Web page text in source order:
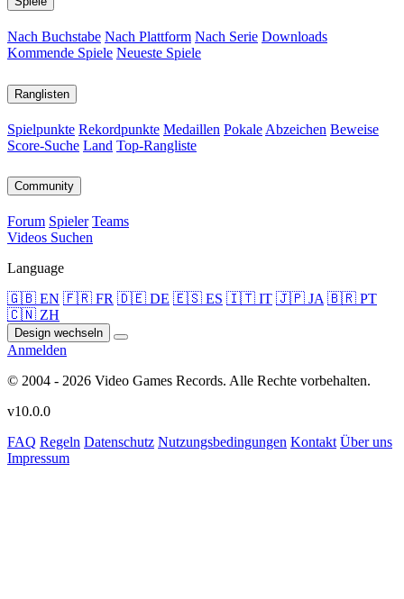
Nach Buchstabe Nach Plattform Nach Serie Downloads
Kommende Spiele Neueste Spiele
Ranglisten
Spielpunkte Rekordpunkte Medaillen Pokale Abzeichen Beweise
Score-Suche Land Top-Rangliste
Community
Forum Spieler Teams
Videos Suchen
Language
🇬🇧 EN 🇫🇷 FR 🇩🇪 DE 🇪🇸 ES 🇮🇹 IT 🇯🇵 JA 🇧🇷 PT
🇨🇳 ZH
Design wechseln
Anmelden
© 2004 - 2026 Video Games Records. Alle Rechte vorbehalten.
v10.0.0
FAQ Regeln Datenschutz Nutzungsbedingungen Kontakt Über uns
Impressum